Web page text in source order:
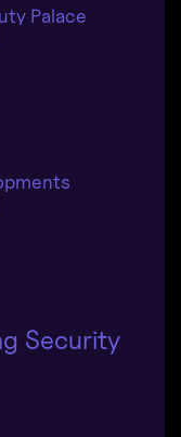
Palace
Security